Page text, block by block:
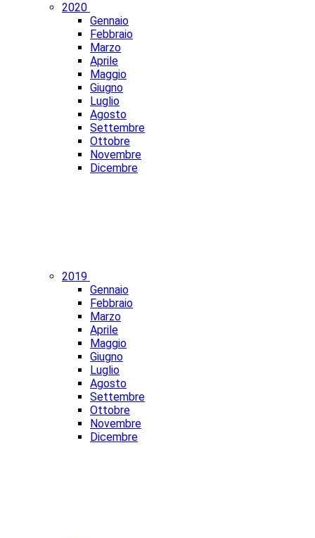
2020
Gennaio
Febbraio
Marzo
Aprile
Maggio
Giugno
Luglio
Agosto
Settembre
Ottobre
Novembre
Dicembre
2019
Gennaio
Febbraio
Marzo
Aprile
Maggio
Giugno
Luglio
Agosto
Settembre
Ottobre
Novembre
Dicembre